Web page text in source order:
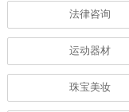
法律咨询
运动器材
珠宝美妆